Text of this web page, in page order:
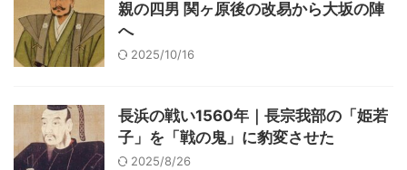
親の四男 関ヶ原後の改易から大坂の陣
へ
2025/10/16
長浜の戦い1560年｜長宗我部の「姫若
子」を「戦の鬼」に豹変させた
2025/8/26